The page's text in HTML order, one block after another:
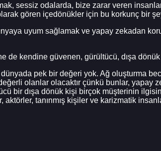
sessiz odalarda, bize zarar veren
gören içedönükler için bu korkunç bir
uyum sağlamak ve yapay zekadan
kendine güvenen, gürültücü, dışa
pek bir değeri yok. Ağ oluşturma
olanlar olacaktır çünkü bunlar, yapay
bir dışa dönük kişi birçok müşterinin
tanınmış kişiler ve karizmatik